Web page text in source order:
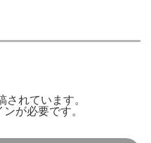
れています。
ンが必要です。